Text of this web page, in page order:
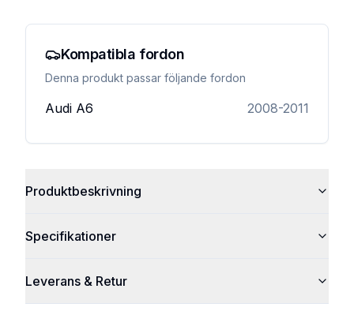
Kompatibla fordon
Denna produkt passar följande fordon
Audi A6 2008-2011
Produktbeskrivning
Specifikationer
Leverans & Retur